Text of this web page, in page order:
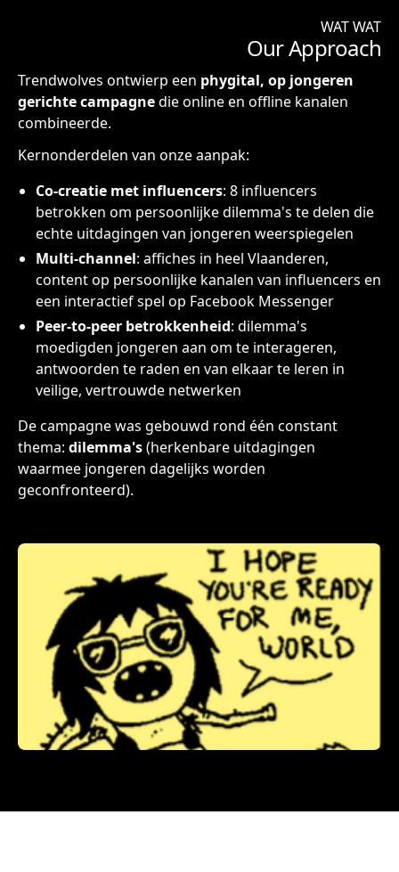
WAT WAT
Our Approach
Trendwolves ontwierp een phygital, op jongeren
gerichte campagnedie online en offline kanalen
combineerde.
Kernonderdelen van onze aanpak:
Co-creatie met influencers: 8 influencers
betrokken om persoonlijke dilemma's te delen die
echte uitdagingen van jongeren weerspiegelen
Multi-channel: affiches in heel Vlaanderen,
content op persoonlijke kanalen van influencers en
een interactief spel op Facebook Messenger
Peer-to-peer betrokkenheid: dilemma's
moedigden jongeren aan om te interageren,
antwoorden te raden en van elkaar te leren in
veilige, vertrouwde netwerken
De campagne was gebouwd rond één constant
thema: dilemma's(herkenbare uitdagingen
waarmee jongeren dagelijks worden
geconfronteerd).